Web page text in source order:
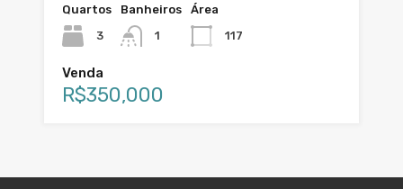
Quartos
3
Banheiros
1
Área
117
Venda
R$350,000